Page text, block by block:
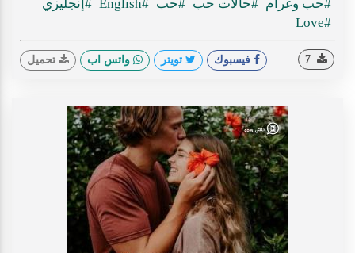
#حب وغرام #حالات حب #حب #English
#إنجليزي
#Love
فيسبوك تويتر واتس اب تحميل